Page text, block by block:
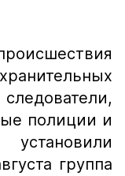
полиции и
группа